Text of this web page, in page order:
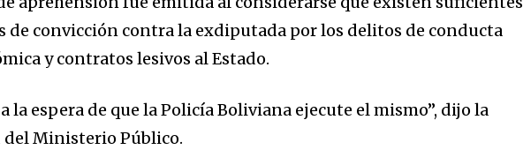
de convicción contra la exdiputada por los delitos de conducta
y contratos lesivos al Estado.
la espera de que la Policía Boliviana ejecute el mismo”, dijo la
Ministerio Público.